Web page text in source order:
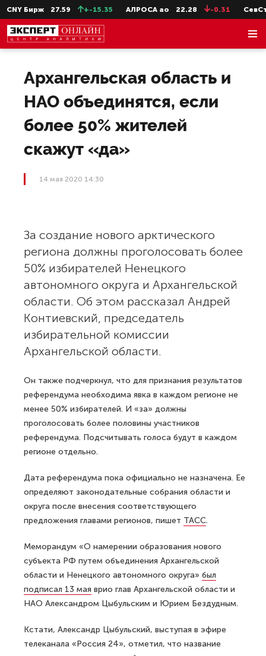
Бирж 27.59 +-15.35 АЛРОСА ао 22.28 -0.31 СевСт-
Архангельская область и
НАО объединятся, если
более 50% жителей
скажут «да»
14 мая 2020 14:30
За создание нового арктического
региона должны проголосовать более
50% избирателей Ненецкого
автономного округа и Архангельской
области. Об этом рассказал Андрей
Контиевский, председатель
избирательной комиссии
Архангельской области.
Он также подчеркнул, что для признания результатов
референдума необходима явка в каждом регионе не
менее 50% избирателей. И «за» должны
проголосовать более половины участников
референдума. Подсчитывать голоса будут в каждом
регионе отдельно.
Дата референдума пока официально не назначена. Ее
определяют законодательные собрания области и
округа после внесения соответствующего
предложения главами регионов, пишет ТАСС.
Меморандум «О намерении образования нового
субъекта РФ путем объединения Архангельской
области и Ненецкого автономного округа» был
подписал 13 мая врио глав Архангельской области и
НАО Александром Цыбульским и Юрием Бездудным.
Кстати, Александр Цыбульский, выступая в эфире
телеканала «Россия 24», отметил, что название